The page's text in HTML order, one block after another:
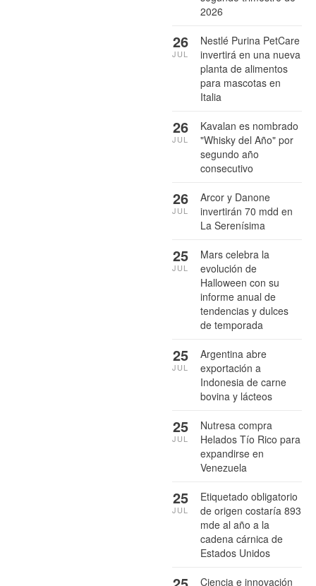
2026
Nestlé Purina PetCare
invertirá en una nueva
planta de alimentos
para mascotas en
Italia
26
JUL
Kavalan es nombrado
"Whisky del Año" por
segundo año
consecutivo
26
JUL
Arcor y Danone
invertirán 70 mdd en
La Serenísima
26
JUL
Mars celebra la
evolución de
Halloween con su
informe anual de
tendencias y dulces
de temporada
25
JUL
Argentina abre
exportación a
Indonesia de carne
bovina y lácteos
25
JUL
Nutresa compra
Helados Tío Rico para
expandirse en
Venezuela
25
JUL
Etiquetado obligatorio
de origen costaría 893
mde al año a la
cadena cárnica de
Estados Unidos
25
JUL
Ciencia e innovación